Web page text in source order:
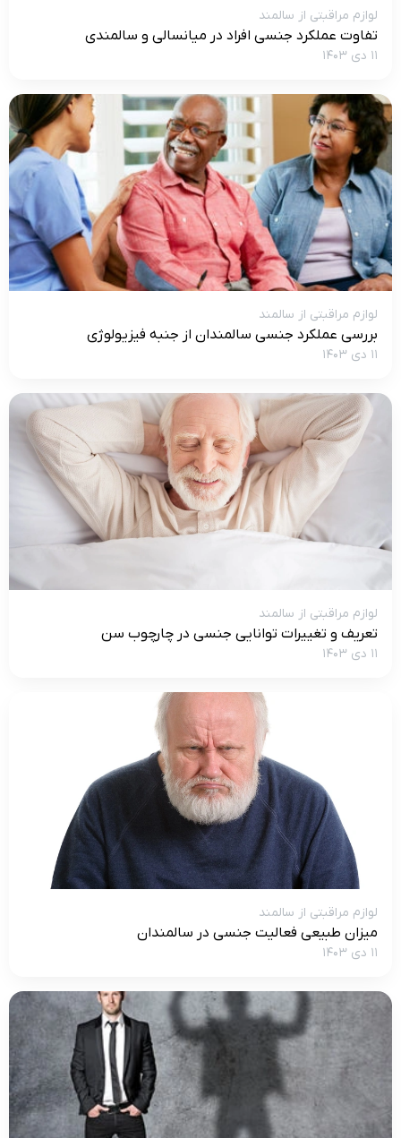
لوازم مراقبتی از سالمند
تفاوت عملکرد جنسی افراد در میانسالی و سالمندی
۱۱ دی ۱۴۰۳
لوازم مراقبتی از سالمند
بررسی عملکرد جنسی سالمندان از جنبه فیزیولوژی
۱۱ دی ۱۴۰۳
لوازم مراقبتی از سالمند
تعریف و تغییرات توانایی جنسی در چارچوب سن
۱۱ دی ۱۴۰۳
لوازم مراقبتی از سالمند
میزان طبیعی فعالیت جنسی در سالمندان
۱۱ دی ۱۴۰۳